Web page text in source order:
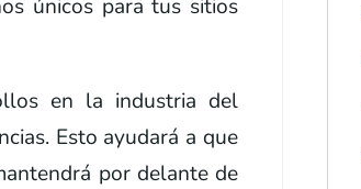
únicos para tus sitios
en la industria del
Esto ayudará a que
por delante de